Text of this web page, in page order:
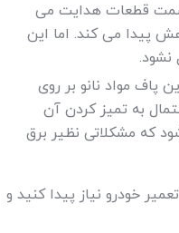
سمت قطعات هدایت می
پیدا می کند. اما این
نشود.
پاف مواد نانو بر روی
به تمیز کردن آن
که مشکلاتی نظیر برق
خودرو نیاز پیدا کنید و